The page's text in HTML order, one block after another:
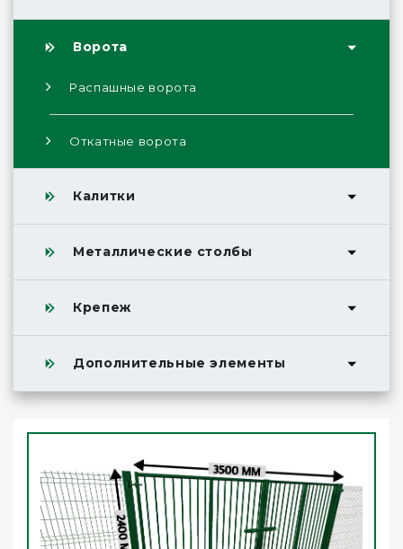
Ворота
Распашные ворота
Откатные ворота
Калитки
Металлические столбы
Крепеж
Дополнительные элементы